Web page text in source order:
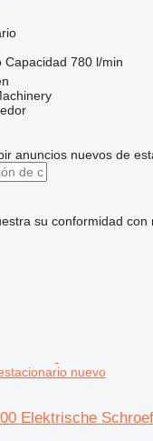
Capacidad 780 l/min
anuncios nuevos de
su conformidad con
nuevo
Elektrische